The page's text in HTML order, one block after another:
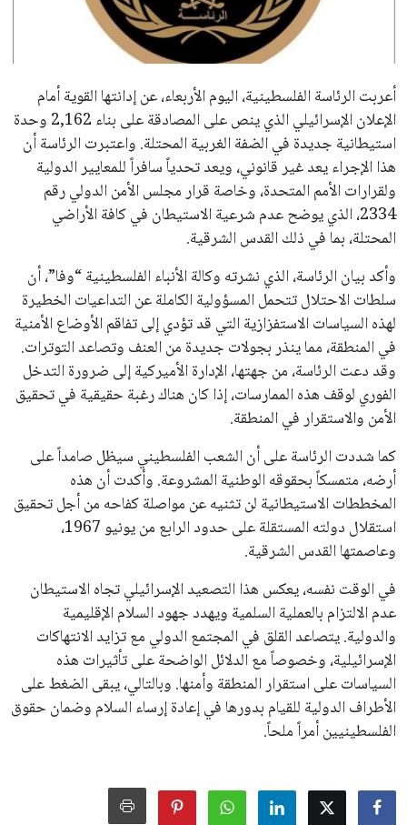
المرأة والجمال
محافظات
أعربت الرئاسة الفلسطينية، اليوم الأربعاء، عن إدانتها القوية أمام
الإعلان الإسرائيلي الذي ينص على المصادقة على بناء 2,162 وحدة
استيطانية جديدة في الضفة الغربية المحتلة. واعتبرت الرئاسة أن
هذا الإجراء يعد غير قانوني، ويعد تحدياً سافراً للمعايير الدولية
ولقرارات الأمم المتحدة، وخاصة قرار مجلس الأمن الدولي رقم
2334، الذي يوضح عدم شرعية الاستيطان في كافة الأراضي
المحتلة، بما في ذلك القدس الشرقية.
وأكد بيان الرئاسة، الذي نشرته وكالة الأنباء الفلسطينية “وفا”، أن
سلطات الاحتلال تتحمل المسؤولية الكاملة عن التداعيات الخطيرة
لهذه السياسات الاستفزازية التي قد تؤدي إلى تفاقم الأوضاع الأمنية
في المنطقة، مما ينذر بجولات جديدة من العنف وتصاعد التوترات.
وقد دعت الرئاسة، من جهتها، الإدارة الأميركية إلى ضرورة التدخل
الفوري لوقف هذه الممارسات، إذا كان هناك رغبة حقيقية في تحقيق
الأمن والاستقرار في المنطقة.
كما شددت الرئاسة على أن الشعب الفلسطيني سيظل صامداً على
أرضه، متمسكاً بحقوقه الوطنية المشروعة. وأكدت أن هذه
المخططات الاستيطانية لن تثنيه عن مواصلة كفاحه من أجل تحقيق
استقلال دولته المستقلة على حدود الرابع من يونيو 1967،
وعاصمتها القدس الشرقية.
في الوقت نفسه، يعكس هذا التصعيد الإسرائيلي تجاه الاستيطان
عدم الالتزام بالعملية السلمية ويهدد جهود السلام الإقليمية
والدولية. يتصاعد القلق في المجتمع الدولي مع تزايد الانتهاكات
الإسرائيلية، وخصوصاً مع الدلائل الواضحة على تأثيرات هذه
السياسات على استقرار المنطقة وأمنها. وبالتالي، يبقى الضغط على
الأطراف الدولية للقيام بدورها في إعادة إرساء السلام وضمان حقوق
الفلسطينيين أمراً ملحاً.